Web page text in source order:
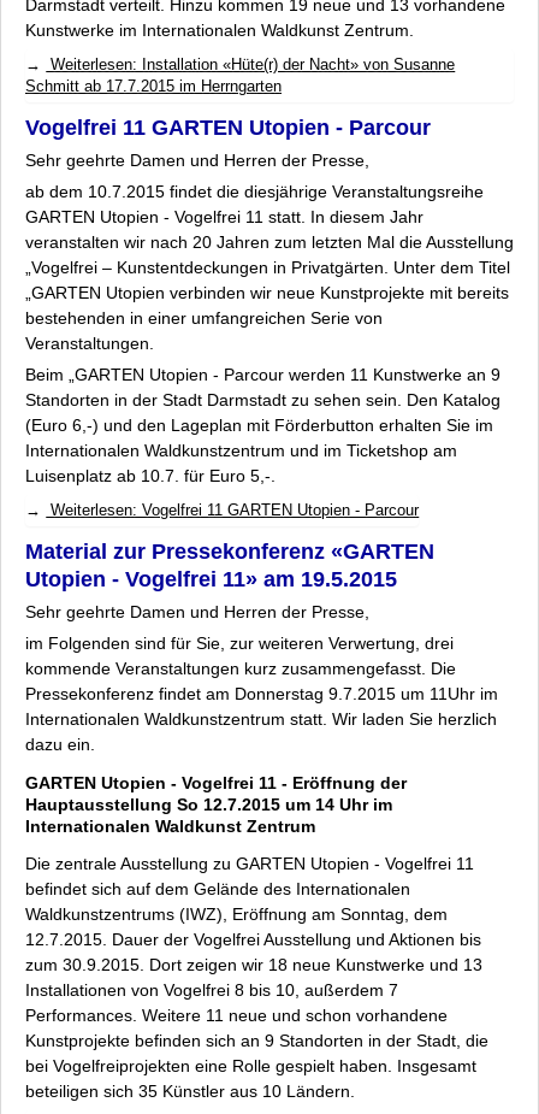
Darmstadt verteilt. Hinzu kommen 19 neue und 13 vorhandene
Kunstwerke im Internationalen Waldkunst Zentrum.
Weiterlesen: Installation «Hüte(r) der Nacht» von Susanne
Schmitt ab 17.7.2015 im Herrngarten
Vogelfrei 11 GARTEN Utopien - Parcour
Sehr geehrte Damen und Herren der Presse,
ab dem 10.7.2015 findet die diesjährige Veranstaltungsreihe
GARTEN Utopien - Vogelfrei 11 statt. In diesem Jahr
veranstalten wir nach 20 Jahren zum letzten Mal die Ausstellung
„Vogelfrei – Kunstentdeckungen in Privatgärten . Unter dem Titel
„GARTEN Utopien verbinden wir neue Kunstprojekte mit bereits
bestehenden in einer umfangreichen Serie von
Veranstaltungen.
Beim
„GARTEN Utopien - Parcour werden 11 Kunstwerke an 9
Standorten in der Stadt Darmstadt zu sehen sein. Den Katalog
(Euro 6,-) und den Lageplan mit Förderbutton erhalten Sie im
Internationalen Waldkunstzentrum und im Ticketshop am
Luisenplatz ab 10.7. für Euro 5,-.
Weiterlesen: Vogelfrei 11 GARTEN Utopien - Parcour
Material zur Pressekonferenz «GARTEN
Utopien - Vogelfrei 11» am 19.5.2015
Sehr geehrte Damen und Herren der Presse,
im Folgenden sind für Sie, zur weiteren Verwertung, drei
kommende Veranstaltungen kurz zusammengefasst. Die
Pressekonferenz findet am Donnerstag 9.7.2015 um 11Uhr im
Internationalen Waldkunstzentrum statt. Wir laden Sie herzlich
dazu ein.
GARTEN Utopien - Vogelfrei 11 - Eröffnung der
Hauptausstellung So 12.7.2015 um 14 Uhr im
Internationalen Waldkunst Zentrum
Die zentrale Ausstellung zu GARTEN Utopien - Vogelfrei 11
befindet sich auf dem Gelände des Internationalen
Waldkunstzentrums (IWZ), Eröffnung am Sonntag, dem
12.7.2015. Dauer der Vogelfrei Ausstellung und Aktionen bis
zum 30.9.2015. Dort zeigen wir 18 neue Kunstwerke und 13
Installationen von Vogelfrei 8 bis 10 , außerdem 7
Performances. Weitere 11 neue und schon vorhandene
Kunstprojekte befinden sich an 9 Standorten in der Stadt, die
bei Vogelfreiprojekten eine Rolle gespielt haben. Insgesamt
beteiligen sich 35 Künstler aus 10 Ländern.